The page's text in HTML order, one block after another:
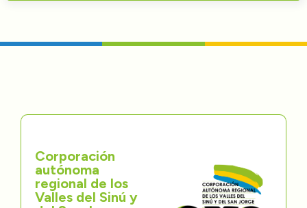
Transparencia
Participa
Trámites y Servicios
Contáctenos
Corporación
autónoma
regional de los
Valles del Sinú y